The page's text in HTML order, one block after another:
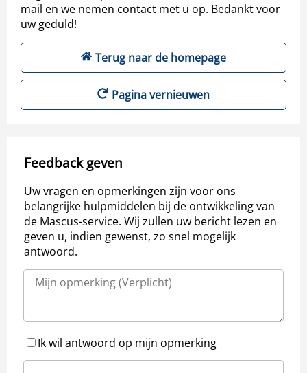
mail en we nemen contact met u op. Bedankt voor
uw geduld!
Terug naar de homepage
Pagina vernieuwen
Feedback geven
Uw vragen en opmerkingen zijn voor ons
belangrijke hulpmiddelen bij de ontwikkeling van
de Mascus-service. Wij zullen uw bericht lezen en
geven u, indien gewenst, zo snel mogelijk
antwoord.
Ik wil antwoord op mijn opmerking